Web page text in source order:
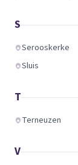
S
Serooskerke
Sluis
T
Terneuzen
V